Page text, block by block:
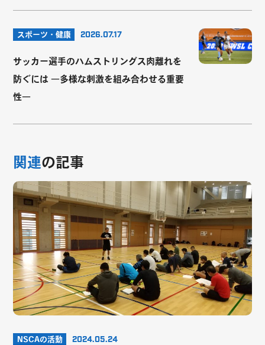
スポーツ・健康 2026.07.17
サッカー選手のハムストリングス肉離れを
防ぐには ―多様な刺激を組み合わせる重要
性―
関連の記事
NSCAの活動 2024.05.24